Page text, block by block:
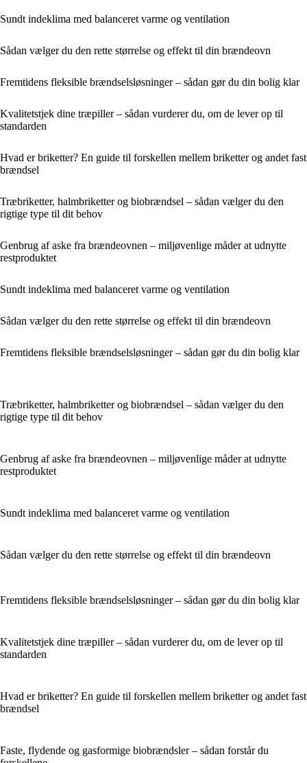
Sundt indeklima med balanceret varme og ventilation
Sådan vælger du den rette størrelse og effekt til din brændeovn
Fremtidens fleksible brændselsløsninger – sådan gør du din bolig klar
Kvalitetstjek dine træpiller – sådan vurderer du, om de lever op til
standarden
Hvad er briketter? En guide til forskellen mellem briketter og andet fast
brændsel
Træbriketter, halmbriketter og biobrændsel – sådan vælger du den
rigtige type til dit behov
Genbrug af aske fra brændeovnen – miljøvenlige måder at udnytte
restproduktet
Sundt indeklima med balanceret varme og ventilation
Sådan vælger du den rette størrelse og effekt til din brændeovn
Fremtidens fleksible brændselsløsninger – sådan gør du din bolig klar
Træbriketter, halmbriketter og biobrændsel – sådan vælger du den
rigtige type til dit behov
Genbrug af aske fra brændeovnen – miljøvenlige måder at udnytte
restproduktet
Sundt indeklima med balanceret varme og ventilation
Sådan vælger du den rette størrelse og effekt til din brændeovn
Fremtidens fleksible brændselsløsninger – sådan gør du din bolig klar
Kvalitetstjek dine træpiller – sådan vurderer du, om de lever op til
standarden
Hvad er briketter? En guide til forskellen mellem briketter og andet fast
brændsel
Faste, flydende og gasformige biobrændsler – sådan forstår du